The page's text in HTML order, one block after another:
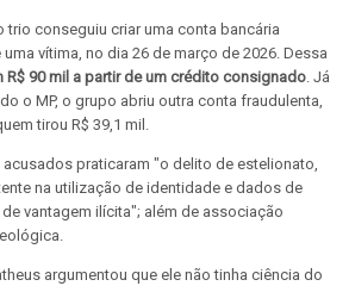
trio conseguiu criar uma conta bancária
vítima, no dia 26 de março de 2026. Dessa
R$ 90 mil a partir de um crédito consignado . Já
o MP, o grupo abriu outra conta fraudulenta,
tirou R$ 39,1 mil.
acusados praticaram "o delito de estelionato,
na utilização de identidade e dados de
vantagem ilícita"; além de associação
argumentou que ele não tinha ciência do